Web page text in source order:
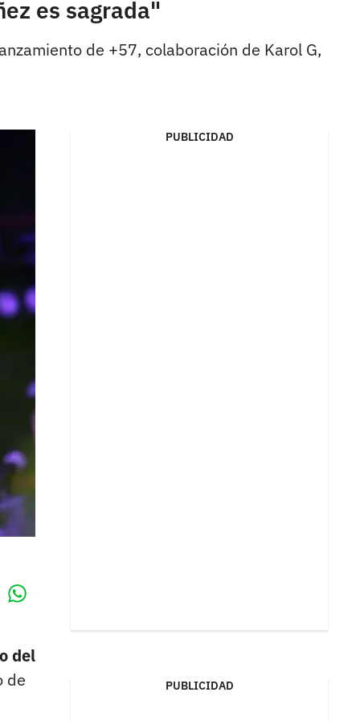
es sagrada"
de +57, colaboración de Karol G,
del
de
PUBLICIDAD
PUBLICIDAD